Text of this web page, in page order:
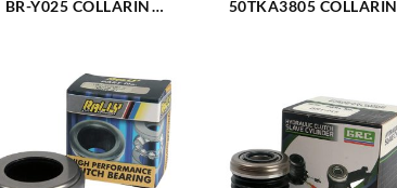
BR-Y025 COLLARIN
ECOSPORT 2.0L (589)
50TKA3805 COLLARIN